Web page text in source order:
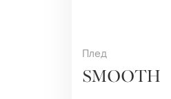
Плед
SMOOTH